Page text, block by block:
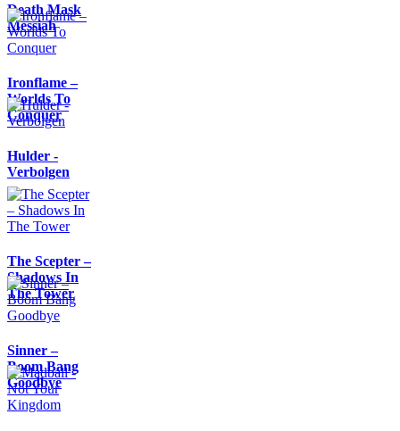
Death Mask
Messiah
Ironflame –
Worlds To
Conquer
Hulder -
Verbolgen
The Scepter –
Shadows In
The Tower
Sinner –
Boom Bang
Goodbye